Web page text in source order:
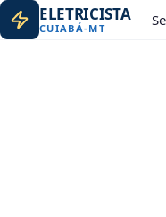
ELETRICISTA
CUIABÁ-MT